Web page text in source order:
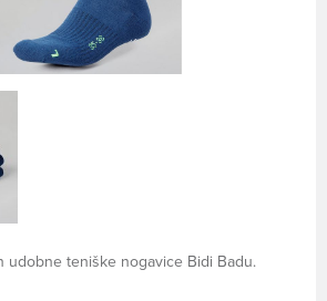
udobne teniške nogavice Bidi Badu.